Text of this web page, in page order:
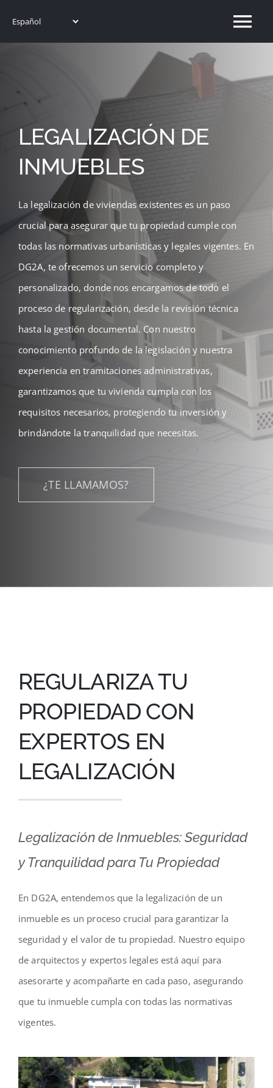
DG2A
Servicios
Saber más
Contacto
LEGALIZACIÓN DE
INMUEBLES
La legalización de viviendas existentes es un paso
crucial para asegurar que tu propiedad cumple con
todas las normativas urbanísticas y legales vigentes. En
DG2A, te ofrecemos un servicio completo y
personalizado, donde nos encargamos de todo el
proceso de regularización, desde la revisión técnica
hasta la gestión documental. Con nuestro
conocimiento profundo de la legislación y nuestra
experiencia en tramitaciones administrativas,
garantizamos que tu vivienda cumpla con los
requisitos necesarios, protegiendo tu inversión y
brindándote la tranquilidad que necesitas.
¿TE LLAMAMOS?
REGULARIZA TU
PROPIEDAD CON
EXPERTOS EN
LEGALIZACIÓN
Legalización de Inmuebles: Seguridad
y Tranquilidad para Tu Propiedad
En DG2A, entendemos que la legalización de un
inmueble es un proceso crucial para garantizar la
seguridad y el valor de tu propiedad. Nuestro equipo
de arquitectos y expertos legales está aquí para
asesorarte y acompañarte en cada paso, asegurando
que tu inmueble cumpla con todas las normativas
vigentes.